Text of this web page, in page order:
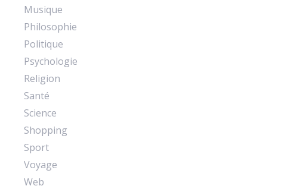
Musique
Philosophie
Politique
Psychologie
Religion
Santé
Science
Shopping
Sport
Voyage
Web